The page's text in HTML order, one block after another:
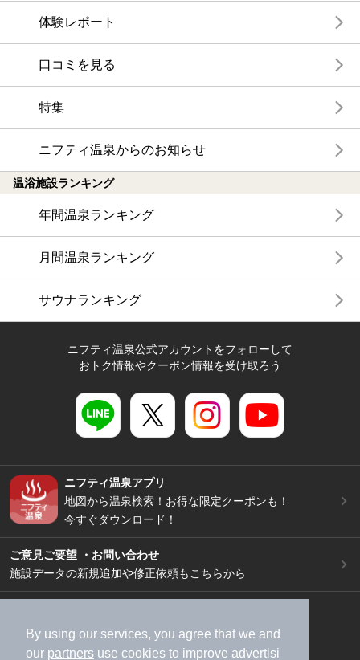
By using our services, you agree that we and
our partners use cookies to improve advertisi
体験レポート
口コミを見る
特集
ニフティ温泉からのお知らせ
温浴施設ランキング
年間温泉ランキング
月間温泉ランキング
サウナランキング
ニフティ温泉公式アカウントをフォローして
おトク情報やクーポン情報を受け取ろう
ニフティ温泉アプリ
地図から温泉検索！お得な限定クーポンも！
今すぐダウンロード！
ご意見ご要望 ・お問い合わせ
施設データの新規追加や修正依頼もこちらから
加盟店募集（資料請求）
広告出稿のご案内
利用規約
ライフスタイルMEMBERS+規約